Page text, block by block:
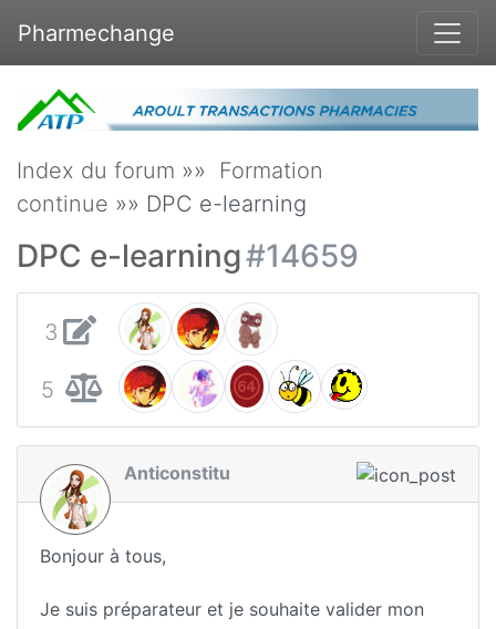
Pharmechange
Index du forum »» Formation
continue »» DPC e-learning
DPC e-learning#14659
3
5
Anticonstitu
Bonjour à tous,
Je suis préparateur et je souhaite valider mon